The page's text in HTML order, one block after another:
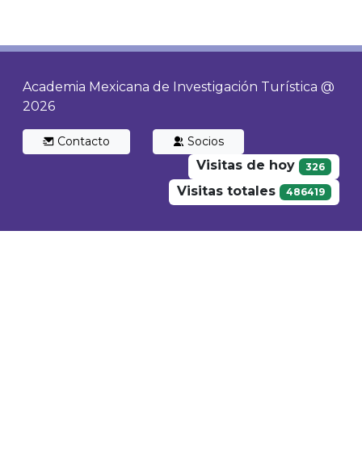
Academia Mexicana de Investigación Turística @
2026
Contacto Socios
Visitas de hoy 326
Visitas totales 486419